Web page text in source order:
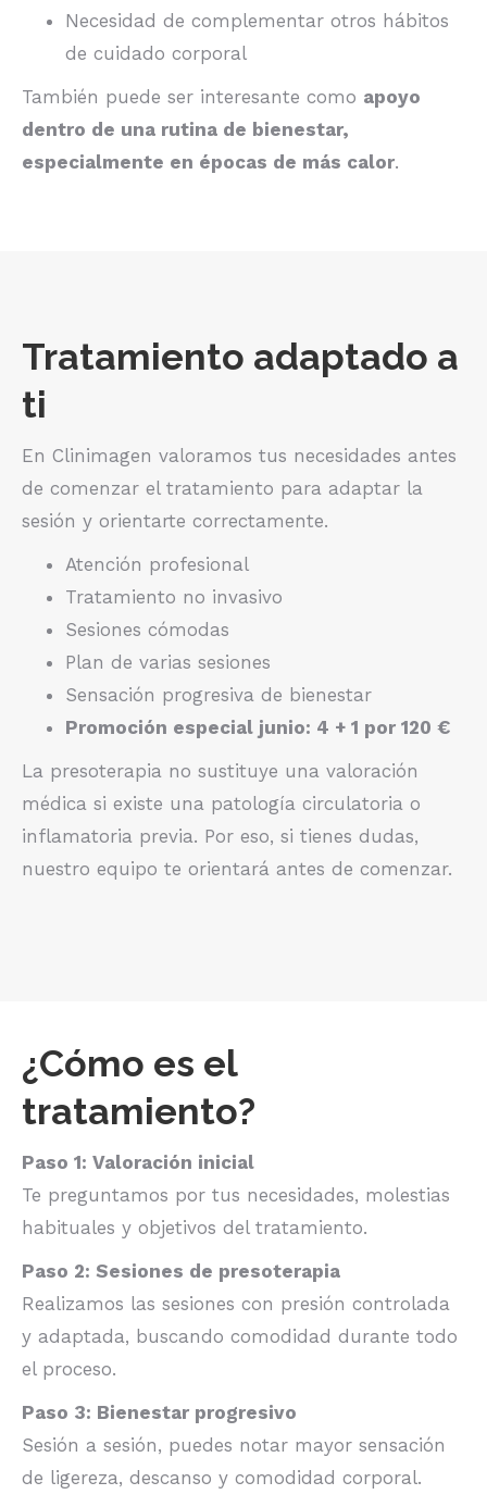
Necesidad de complementar otros hábitos
de cuidado corporal
También puede ser interesante como apoyo
dentro de una rutina de bienestar,
especialmente en épocas de más calor.
Tratamiento adaptado a
ti
En Clinimagen valoramos tus necesidades antes
de comenzar el tratamiento para adaptar la
sesión y orientarte correctamente.
Atención profesional
Tratamiento no invasivo
Sesiones cómodas
Plan de varias sesiones
Sensación progresiva de bienestar
Promoción especial junio: 4 + 1 por 120 €
La presoterapia no sustituye una valoración
médica si existe una patología circulatoria o
inflamatoria previa. Por eso, si tienes dudas,
nuestro equipo te orientará antes de comenzar.
¿Cómo es el
tratamiento?
Paso 1: Valoración inicial
Te preguntamos por tus necesidades, molestias
habituales y objetivos del tratamiento.
Paso 2: Sesiones de presoterapia
Realizamos las sesiones con presión controlada
y adaptada, buscando comodidad durante todo
el proceso.
Paso 3: Bienestar progresivo
Sesión a sesión, puedes notar mayor sensación
de ligereza, descanso y comodidad corporal.